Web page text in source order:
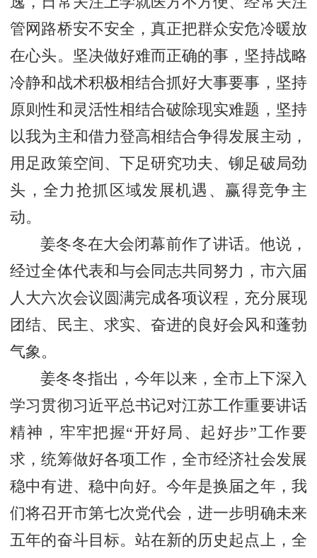
管网路桥安不安全，真正把群众安危冷暖放
在心头。 坚决做好难而正确的事，坚持战略
冷静和战术积极相结合抓好大事要事，坚持
原则性和灵活性相结合破除现实难题，坚持
以我为主和借力登高相结合争得发展主动，
用足政策空间、下足研究功夫、铆足破局劲
头，全力抢抓区域发展机遇、赢得竞争主
动。
姜冬冬在大会闭幕前作了讲话。他说，
经过全体代表和与会同志共同努力，市六届
人大六次会议圆满完成各项议程，充分展现
团结、民主、求实、奋进的良好会风和蓬勃
气象。
姜冬冬指出，今年以来，全市上下深入
学习贯彻习近平总书记对江苏工作重要讲话
精神，牢牢把握“开好局、起好步”工作要
求，统筹做好各项工作，全市经济社会发展
稳中有进、稳中向好。今年是换届之年，我
们将召开市第七次党代会，进一步明确未来
五年的奋斗目标。站在新的历史起点上，全